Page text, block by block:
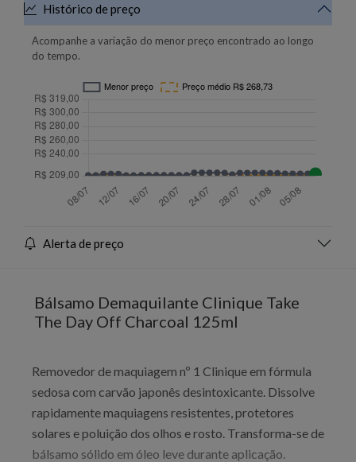
Histórico de preço
Acompanhe a variação do menor preço encontrado ao longo
do tempo.
Alerta de preço
Bálsamo Demaquilante Clinique Take
The Day Off Charcoal 125ml
Removedor de maquiagem nº 1 Clinique em fórmula
sedosa com carvão japonês desintoxicante. Dissolve
rapidamente maquiagens resistentes, protetores
solares e poluição dos olhos e rosto. Transforma-se de
bálsamo sólido em óleo leve durante aplicação.